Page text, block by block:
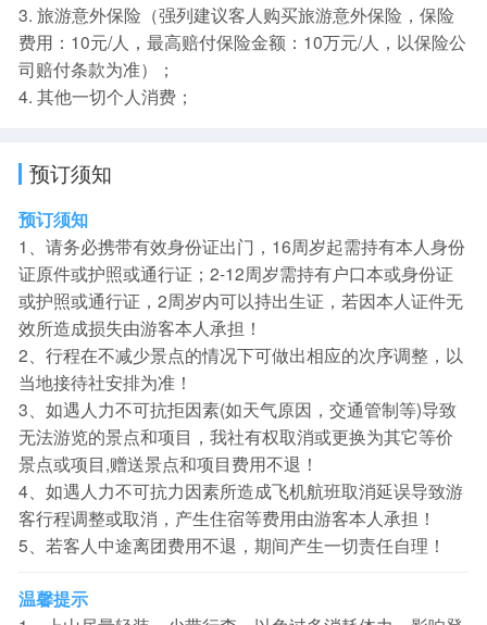
3. 旅游意外保险（强列建议客人购买旅游意外保险，保险
费用：10元/人，最高赔付保险金额：10万元/人，以保险公
司赔付条款为准）；
4. 其他一切个人消费；
预订须知
预订须知
1、请务必携带有效身份证出门，16周岁起需持有本人身份
证原件或护照或通行证；2-12周岁需持有户口本或身份证
或护照或通行证，2周岁内可以持出生证，若因本人证件无
效所造成损失由游客本人承担！
2、行程在不减少景点的情况下可做出相应的次序调整，以
当地接待社安排为准！
3、如遇人力不可抗拒因素(如天气原因，交通管制等)导致
无法游览的景点和项目，我社有权取消或更换为其它等价
景点或项目,赠送景点和项目费用不退！
4、如遇人力不可抗力因素所造成飞机航班取消延误导致游
客行程调整或取消，产生住宿等费用由游客本人承担！
5、若客人中途离团费用不退，期间产生一切责任自理！
温馨提示